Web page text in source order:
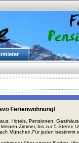
Ferienwohnung!
Hotels, Pensionen,
Zimmer, bis zur 5 Sterne
München.Für jeden bestimmt